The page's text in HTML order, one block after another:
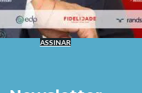
ASSINAR